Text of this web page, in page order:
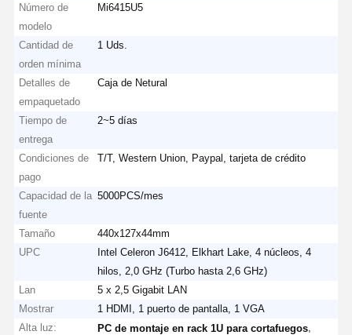
Número de
modelo
Mi6415U5
Cantidad de
orden mínima
1 Uds.
Detalles de
empaquetado
Caja de Netural
Tiempo de
entrega
2~5 días
Condiciones de
pago
T/T, Western Union, Paypal, tarjeta de crédito
Capacidad de la
fuente
5000PCS/mes
Tamaño
440x127x44mm
UPC
Intel Celeron J6412, Elkhart Lake, 4 núcleos, 4
hilos, 2,0 GHz (Turbo hasta 2,6 GHz)
Lan
5 x 2,5 Gigabit LAN
Mostrar
1 HDMI, 1 puerto de pantalla, 1 VGA
Alta luz:
PC de montaje en rack 1U para cortafuegos